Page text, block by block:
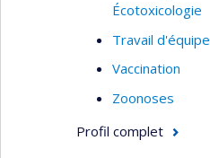
Écotoxicologie
Travail d'équipe
Vaccination
Zoonoses
Profil complet